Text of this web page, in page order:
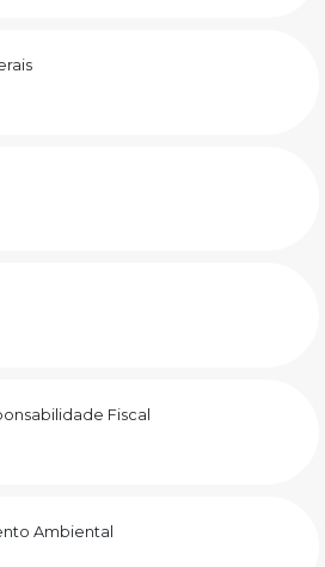
Fiscal
Ambiental